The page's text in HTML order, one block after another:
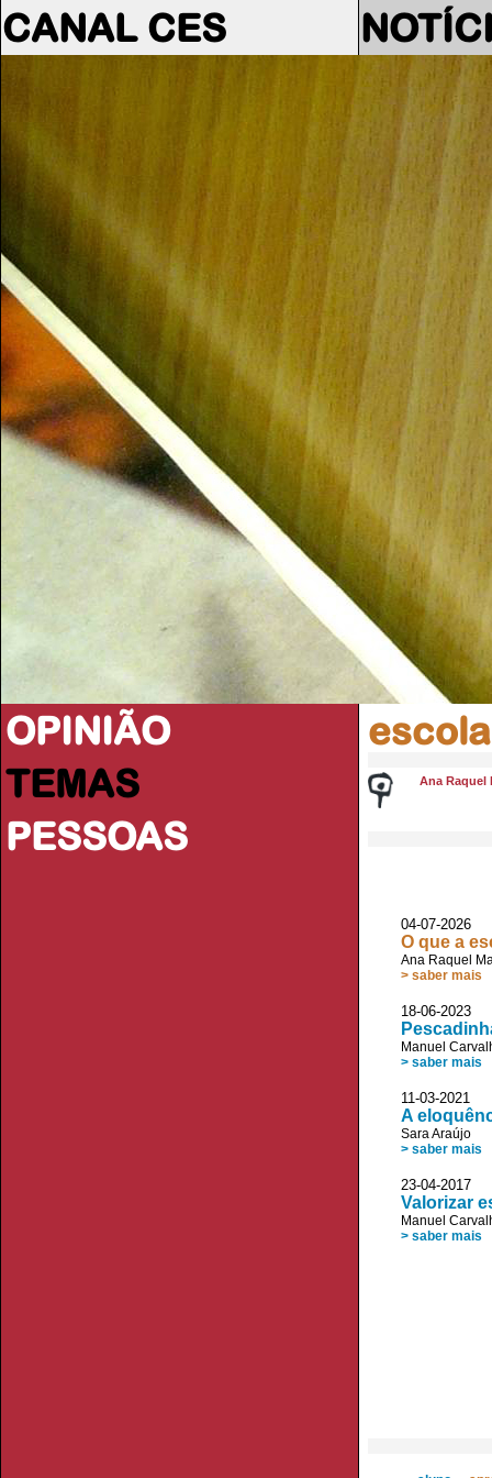
CANAL CES
OPINIÃO
TEMAS
PESSOAS
escola
Ana Raquel
04-07-
O que a
Ana Raquel
> saber mais
18-06-2023
Manuel
> saber mais
11-03-2021
A
Sara Araújo
> saber mais
23-04-2017
Valorizar
Manuel
> saber mais